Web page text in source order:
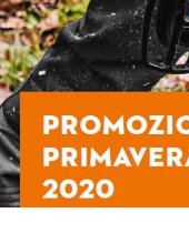
CUCINA
PRODOTTI
FARFALLE